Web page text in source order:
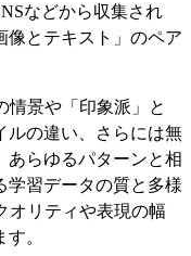
などから収集され
像とテキスト」のペア
情景や「印象派」と
ルの違い、さらには無
あらゆるパターンと相
学習データの質と多様
オリティや表現の幅
。